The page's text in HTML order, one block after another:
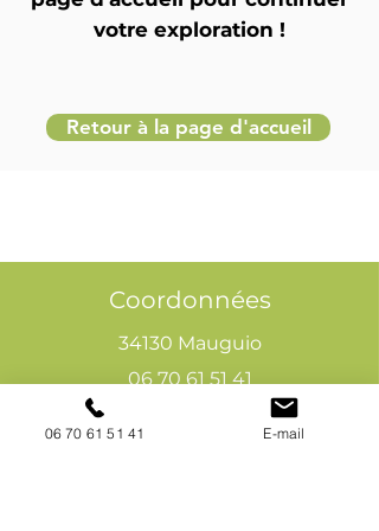
votre exploration !
Retour à la page d'accueil
Coordonnées
34130 Mauguio
06 70 61 51 41
cogivia@gmail.com
06 70 61 51 41 E-mail